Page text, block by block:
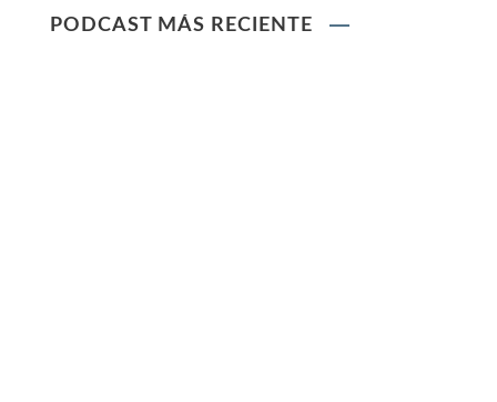
PODCAST MÁS RECIENTE